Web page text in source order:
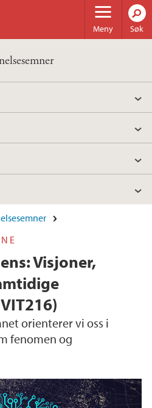
Meny Søk
Visjoner,
orienterer vi oss i
fenomen og